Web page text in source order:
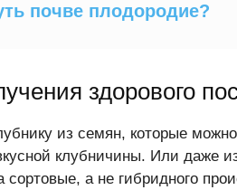
почве плодородие?
здорового
из семян, которые
клубничины. Или даже
а не гибридного